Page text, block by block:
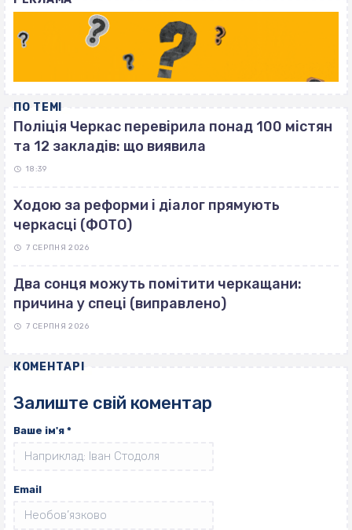
ПО ТЕМІ
Поліція Черкас перевірила понад 100 містян
та 12 закладів: що виявила
18:39
Ходою за реформи і діалог прямують
черкасці (ФОТО)
7 СЕРПНЯ 2026
Два сонця можуть помітити черкащани:
причина у спеці (виправлено)
7 СЕРПНЯ 2026
КОМЕНТАРІ
Залиште свій коментар
Ваше ім'я *
Email